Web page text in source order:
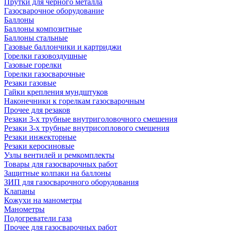
Прутки для черного металла
Газосварочное оборудование
Баллоны
Баллоны композитные
Баллоны стальные
Газовые баллончики и картриджи
Горелки газовоздушные
Газовые горелки
Горелки газосварочные
Резаки газовые
Гайки крепления мундштуков
Наконечники к горелкам газосварочным
Прочее для резаков
Резаки 3-х трубные внутриголовочного смешения
Резаки 3-х трубные внутрисоплового смешения
Резаки инжекторные
Резаки керосиновые
Узлы вентилей и ремкомплекты
Товары для газосварочных работ
Защитные колпаки на баллоны
ЗИП для газосварочного оборудования
Клапаны
Кожухи на манометры
Манометры
Подогреватели газа
Прочее для газосварочных работ